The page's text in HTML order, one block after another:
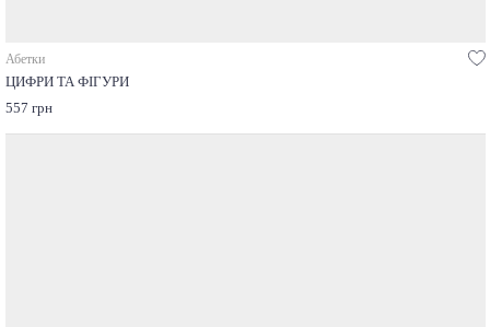
Абетки
ЦИФРИ ТА ФІГУРИ
557 грн